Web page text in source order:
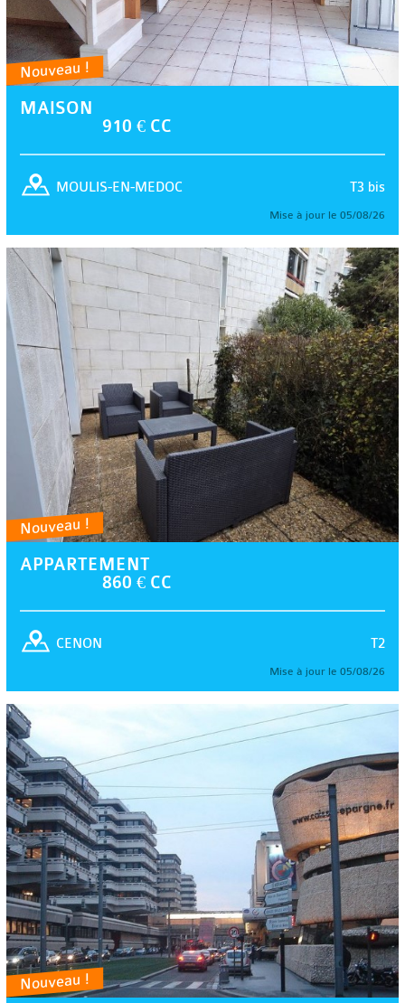
Nouveau !
MAISON
910 € CC
T3 bis
MOULIS-EN-MEDOC
Mise à jour le 05/08/26
Nouveau !
APPARTEMENT
860 € CC
T2
CENON
Mise à jour le 05/08/26
Nouveau !